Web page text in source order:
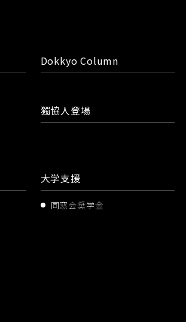
Dokkyo Column
獨協人登場
大学支援
同窓会奨学金